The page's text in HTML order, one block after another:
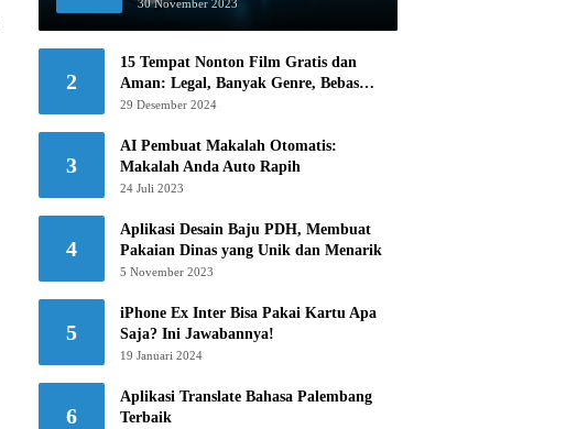
30 November 2023
2
15 Tempat Nonton Film Gratis dan
Aman: Legal, Banyak Genre, Bebas
Khawatir!
29 Desember 2024
3
AI Pembuat Makalah Otomatis:
Makalah Anda Auto Rapih
24 Juli 2023
4
Aplikasi Desain Baju PDH, Membuat
Pakaian Dinas yang Unik dan Menarik
5 November 2023
5
iPhone Ex Inter Bisa Pakai Kartu Apa
Saja? Ini Jawabannya!
19 Januari 2024
6
Aplikasi Translate Bahasa Palembang
Terbaik